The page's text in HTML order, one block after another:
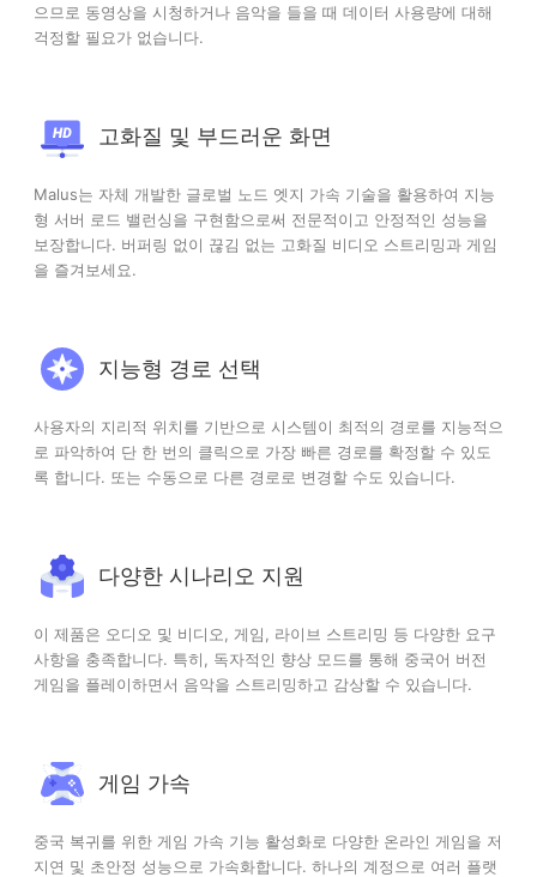
으므로 동영상을 시청하거나 음악을 들을 때 데이터 사용량에 대해
걱정할 필요가 없습니다.
고화질 및 부드러운 화면
Malus는 자체 개발한 글로벌 노드 엣지 가속 기술을 활용하여 지능
형 서버 로드 밸런싱을 구현함으로써 전문적이고 안정적인 성능을
보장합니다. 버퍼링 없이 끊김 없는 고화질 비디오 스트리밍과 게임
을 즐겨보세요.
지능형 경로 선택
사용자의 지리적 위치를 기반으로 시스템이 최적의 경로를 지능적으
로 파악하여 단 한 번의 클릭으로 가장 빠른 경로를 확정할 수 있도
록 합니다. 또는 수동으로 다른 경로로 변경할 수도 있습니다.
다양한 시나리오 지원
이 제품은 오디오 및 비디오, 게임, 라이브 스트리밍 등 다양한 요구
사항을 충족합니다. 특히, 독자적인 향상 모드를 통해 중국어 버전
게임을 플레이하면서 음악을 스트리밍하고 감상할 수 있습니다.
게임 가속
중국 복귀를 위한 게임 가속 기능 활성화로 다양한 온라인 게임을 저
지연 및 초안정 성능으로 가속화합니다. 하나의 계정으로 여러 플랫